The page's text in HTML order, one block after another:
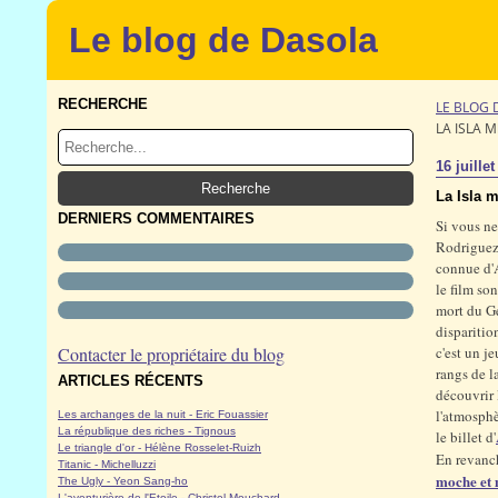
Le blog de Dasola
RECHERCHE
DERNIERS COMMENTAIRES
Contacter le propriétaire du blog
ARTICLES RÉCENTS
Les archanges de la nuit - Eric Fouassier
La république des riches - Tignous
Le triangle d'or - Hélène Rosselet-Ruizh
Titanic - Michelluzzi
The Ugly - Yeon Sang-ho
LE BLOG
LA ISLA
16 juillet
La Isla
Si vous
connue
le film
mort du
c'est un
rangs de
découvrir
le billet d'
En
moche et